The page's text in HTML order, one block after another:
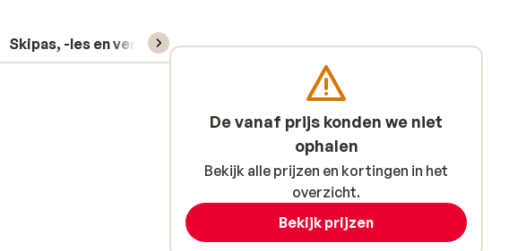
Skipas, -les en verhuur
De vanaf prijs konden we niet
ophalen
Bekijk alle prijzen en kortingen in het
overzicht.
Bekijk prijzen